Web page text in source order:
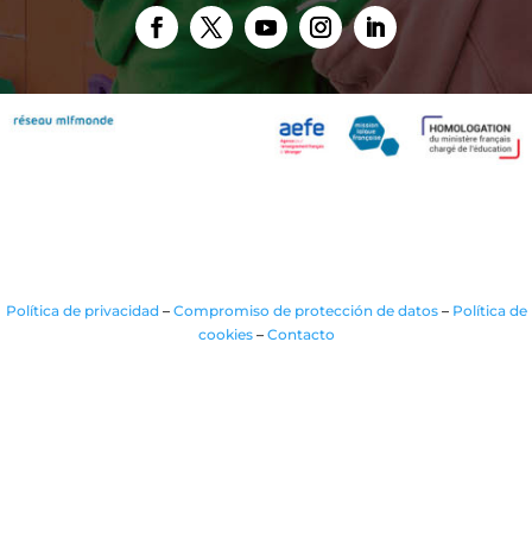
Política de privacidad – Compromiso de protección de datos– Política de
cookies– Contacto